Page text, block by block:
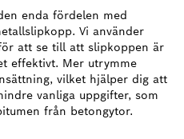
enda fördelen med
Vi använder
att se till att slipkoppen är
effektivt. Mer utrymme
vilket hjälper dig att
vanliga uppgifter, som
från betongytor.